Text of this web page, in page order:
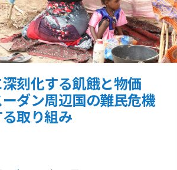
刻化する飢餓と物価
ダン周辺国の難民危機
取り組み